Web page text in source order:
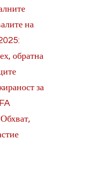
на
обратна
за